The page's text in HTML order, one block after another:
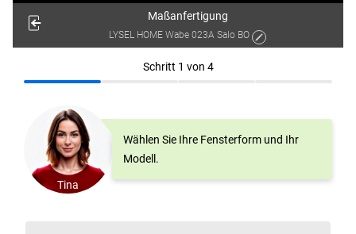
Maßanfertigung
LYSEL HOME Wabe 023A Salo BO
Schritt 1 von 4
Tina
Wählen Sie Ihre Fensterform und Ihr
Modell.